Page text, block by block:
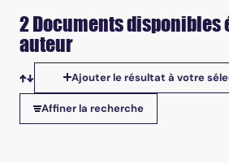
2 Documents disponibles
auteur
Tris disponibles
Ajouter le résultat à votre
Affiner la recherche